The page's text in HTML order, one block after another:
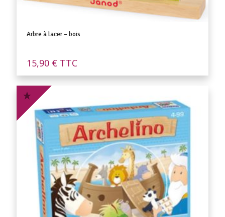
Arbre à lacer – bois
15,90 € TTC